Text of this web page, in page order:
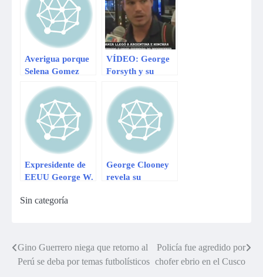
Averigua porque
Selena Gomez
George Shelley
VÍDEO: George
Forsyth y su
tras recibimiento
de hinchas
Expresidente de
EEUU George W.
corazón, según
George Clooney
revela su
Sin categoría
Navegación
Gino Guerrero niega que retorno al
Perú se deba por temas futbolísticos
Policía fue agredido por
chofer ebrio en el Cusco